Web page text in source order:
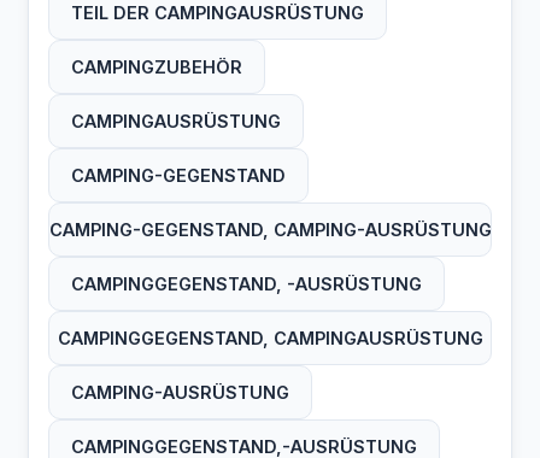
TEIL DER CAMPINGAUSRÜSTUNG
CAMPINGZUBEHÖR
CAMPINGAUSRÜSTUNG
CAMPING-GEGENSTAND
CAMPING-GEGENSTAND, CAMPING-AUSRÜSTUNG
CAMPINGGEGENSTAND, -AUSRÜSTUNG
CAMPINGGEGENSTAND, CAMPINGAUSRÜSTUNG
CAMPING-AUSRÜSTUNG
CAMPINGGEGENSTAND,-AUSRÜSTUNG